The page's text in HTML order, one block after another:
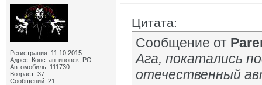
Регистрация: 11.10.2015
Адрес: Константиновск, РО
Автомобиль: 111730
Возраст: 37
Сообщений: 21
Цитата:
Сообщение от
Ага, покатались
отечественный